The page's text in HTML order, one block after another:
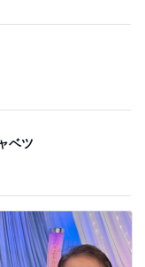
ベツ